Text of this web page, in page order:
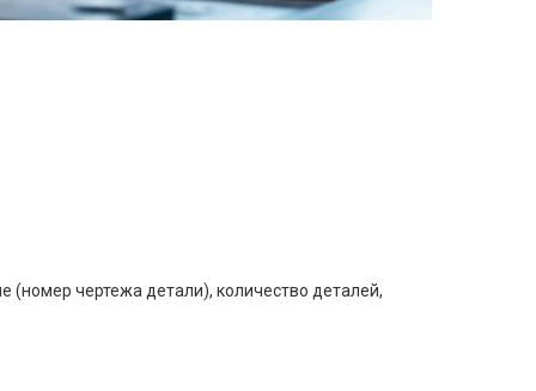
(номер чертежа детали), количество деталей,